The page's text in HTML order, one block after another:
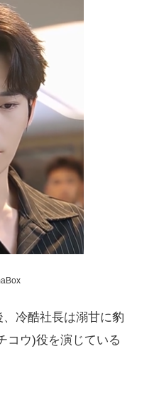
冷酷社長は溺甘に豹
コウ)役を演じている